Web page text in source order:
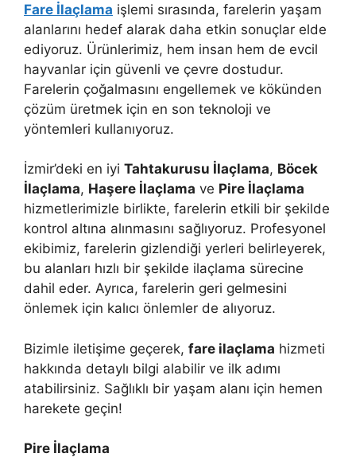
Fare İlaçlama işlemi sırasında, farelerin yaşam
alanlarını hedef alarak daha etkin sonuçlar elde
ediyoruz. Ürünlerimiz, hem insan hem de evcil
hayvanlar için güvenli ve çevre dostudur.
Farelerin çoğalmasını engellemek ve kökünden
çözüm üretmek için en son teknoloji ve
yöntemleri kullanıyoruz.
İzmir’deki en iyi Tahtakurusu İlaçlama, Böcek
İlaçlama, Haşere İlaçlama ve Pire İlaçlama
hizmetlerimizle birlikte, farelerin etkili bir şekilde
kontrol altına alınmasını sağlıyoruz. Profesyonel
ekibimiz, farelerin gizlendiği yerleri belirleyerek,
bu alanları hızlı bir şekilde ilaçlama sürecine
dahil eder. Ayrıca, farelerin geri gelmesini
önlemek için kalıcı önlemler de alıyoruz.
Bizimle iletişime geçerek, fare ilaçlama hizmeti
hakkında detaylı bilgi alabilir ve ilk adımı
atabilirsiniz. Sağlıklı bir yaşam alanı için hemen
harekete geçin!
Pire İlaçlama